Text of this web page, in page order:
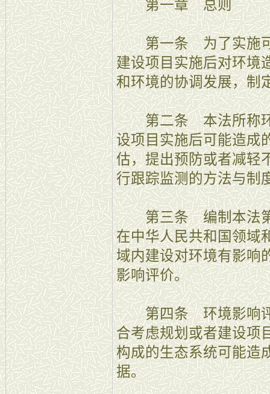
第一章 总则
第一条 为了实施可
建设项目实施后对环境
和环境的协调发展，制
第二条 本法所称环
设项目实施后可能造成
估，提出预防或者减轻
行跟踪监测的方法与制
第三条 编制本法第
在中华人民共和国领域
域内建设对环境有影响
影响评价。
第四条 环境影响评
合考虑规划或者建设项
构成的生态系统可能造
据。